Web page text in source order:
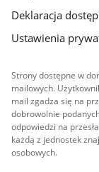
Deklaracja
Ustawienia
Strony dostępne w
mailowych.
mail zgadza się na
dobrowolnie
odpowiedzi na
każdą z jednostek
osobowych.